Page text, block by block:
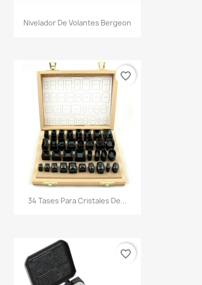
Nivelador De Volantes Bergeon
34 Tases Para Cristales De...
favorite_border
favorite_border